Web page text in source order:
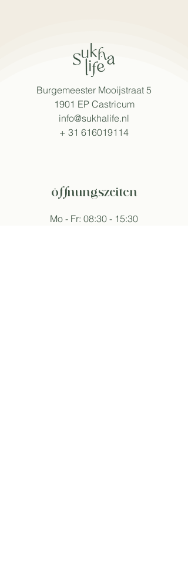
Burgemeester Mooijstraat 5
1901 EP Castricum
info@sukhalife.nl
+ 31 616019114
öffnungszeiten
Mo - Fr: 08:30 - 15:30